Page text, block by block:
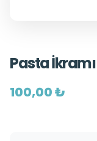
Pasta İkramı
100,00 ₺